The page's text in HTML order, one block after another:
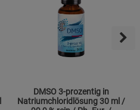
DMSO 3-prozentig in
Natriumchloridlösung 30 ml /